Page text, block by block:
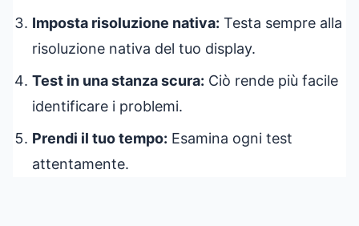
Imposta risoluzione nativa: Testa sempre alla
risoluzione nativa del tuo display.
Test in una stanza scura: Ciò rende più facile
identificare i problemi.
Prendi il tuo tempo: Esamina ogni test
attentamente.